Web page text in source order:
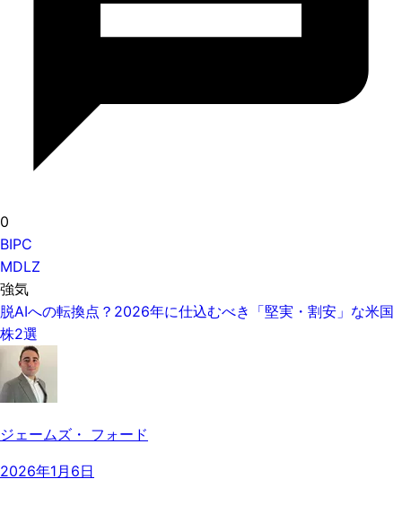
0
BIPC
MDLZ
強気
脱AIへの転換点？2026年に仕込むべき「堅実・割安」な米国
株2選
ジェームズ・ フォード
2026年1月6日